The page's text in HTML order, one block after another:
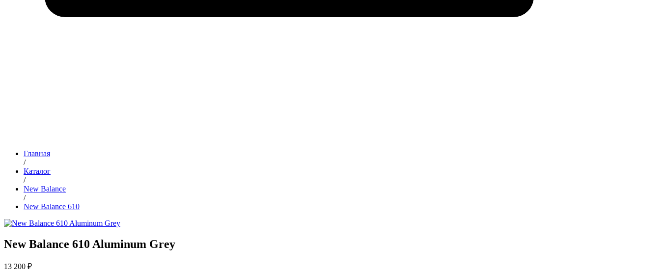
Главная
/
Каталог
/
New Balance
/
New Balance 610
New Balance 610 Aluminum Grey
13 200 ₽